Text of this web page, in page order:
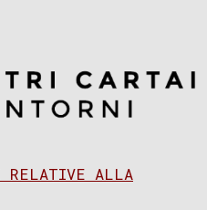
RELATIVE ALLA